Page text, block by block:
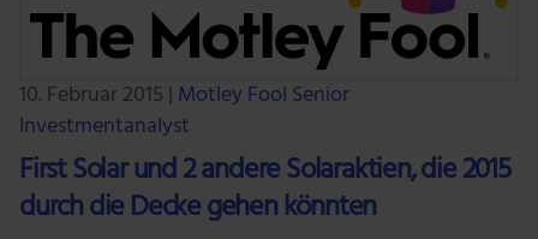
10. Februar 2015 | Motley Fool Senior
Investmentanalyst
First Solar und 2 andere Solaraktien, die 2015
durch die Decke gehen könnten